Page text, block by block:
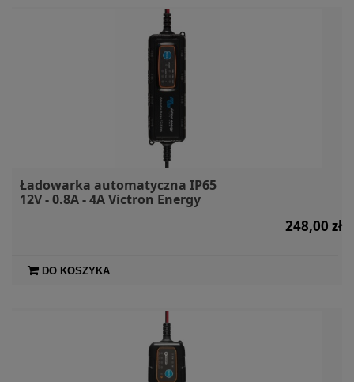
Ładowarka automatyczna IP65
12V - 0.8A - 4A Victron Energy
248,00 zł
DO KOSZYKA